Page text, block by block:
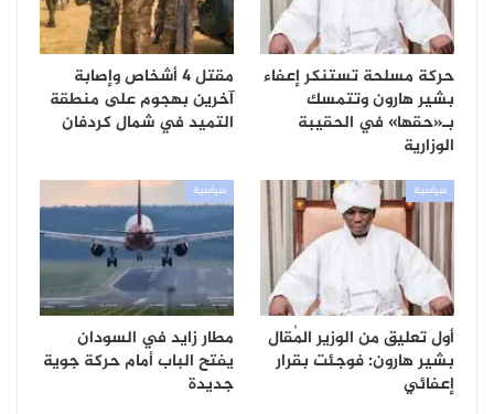
حركة مسلحة تستنكر إعفاء
بشير هارون وتتمسك
بـ«حقها» في الحقيبة
الوزارية
مقتل 4 أشخاص وإصابة
آخرين بهجوم على منطقة
التميد في شمال كردفان
سياسية
أول تعليق من الوزير المُقال
بشير هارون: فوجئت بقرار
إعفائي
سياسية
مطار زايد في السودان
يفتح الباب أمام حركة جوية
جديدة